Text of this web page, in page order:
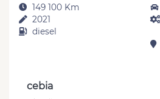
149 100 Km
2021
diesel
cebia